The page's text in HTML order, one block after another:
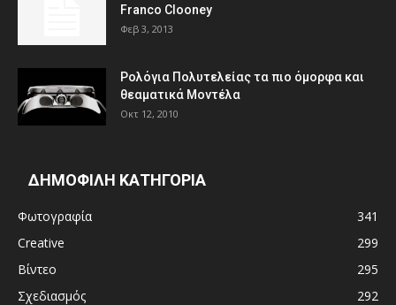
Franco Clooney
Φεβ 3, 2013
Ρολόγια Πολυτελείας τα πιο όμορφα και
θεαματικά Μοντέλα
Οκτ 12, 2010
ΔΗΜΟΦΙΛΗ ΚΑΤΗΓΟΡΙΑ
Φωτογραφία
341
Creative
299
Βίντεο
295
Σχεδιασμός
292